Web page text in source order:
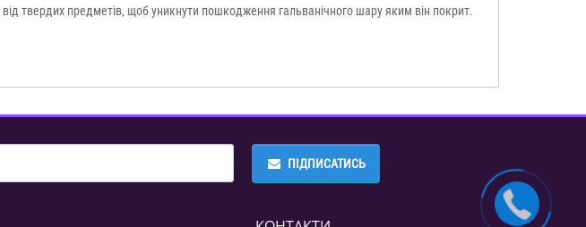
твердих предметів, щоб уникнути пошкодження гальванічного шару яким він покрит.
ПІДПИСАТИСЬ